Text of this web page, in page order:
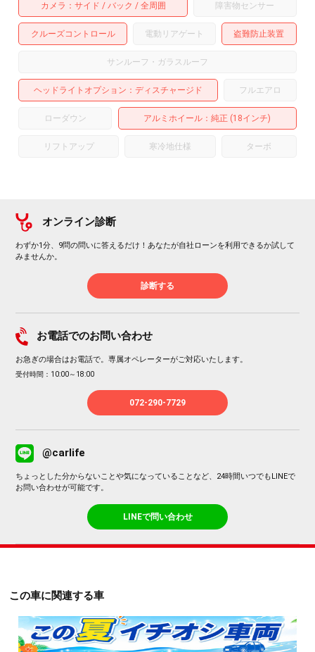
カメラ サイド バック 全周囲 障害物センサー
クルーズコントロール 電動リアゲート 盗難防止装置
サンルーフ・ガラスルーフ
ヘッドライトオプション ディスチャージド フルエアロ
ローダウン アルミホイール ：純正 (18インチ)
リフトアップ 寒冷地仕様 ターボ
オンライン診断
わずか1分、9問の問いに答えるだけ！あなたが自社ローンを利用できるか試して
みませんか。
診断する
お電話でのお問い合わせ
お急ぎの場合はお電話で。専属オペレーターがご対応いたします。
受付時間：10:00～18:00
072-290-7729
@carlife
ちょっとした分からないことや気になっていることなど、24時間いつでもLINEで
お問い合わせが可能です。
LINEで問い合わせ
この車に関連する車